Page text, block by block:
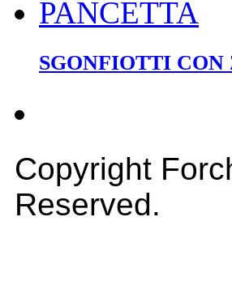
SGONFIOTTI
Copyright
Reserved.